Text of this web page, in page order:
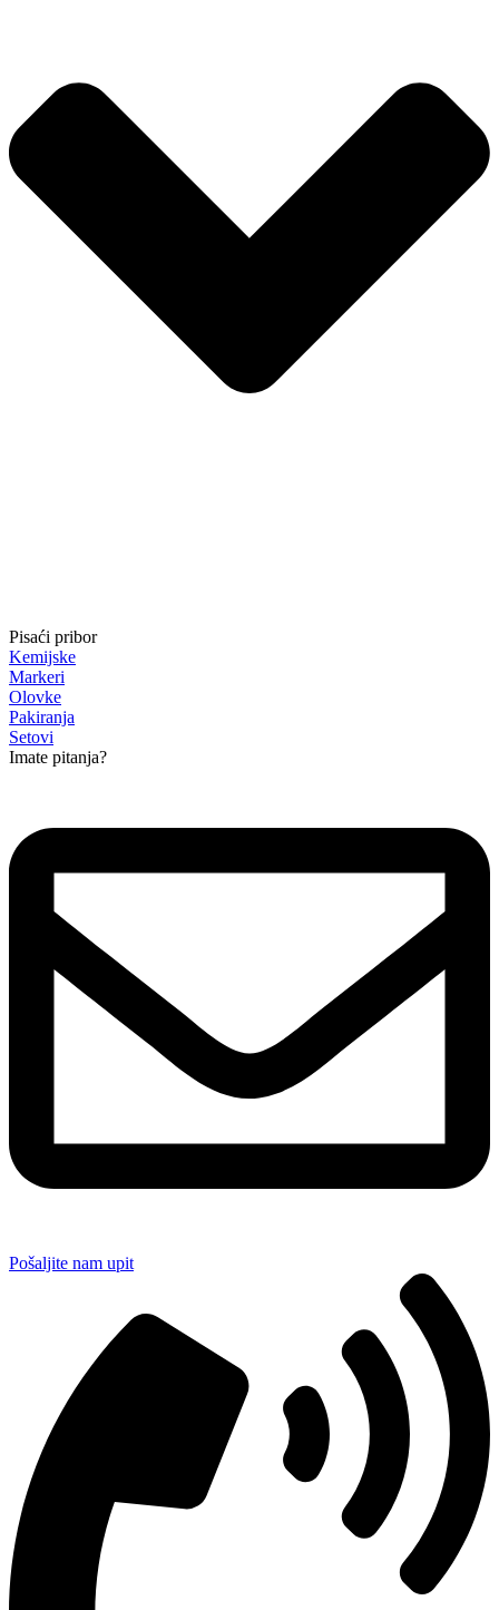
Pisaći pribor
Kemijske
Markeri
Olovke
Pakiranja
Setovi
Imate pitanja?
Pošaljite nam upit